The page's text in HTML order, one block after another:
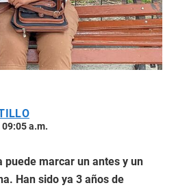
a.m.
puede marcar un antes y un
Han sido ya 3 años de